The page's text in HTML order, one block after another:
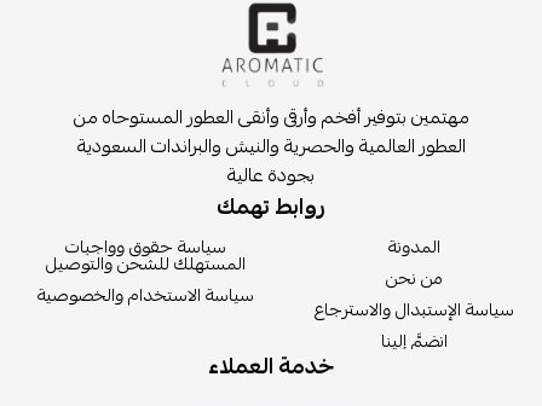
مهتمين بتوفير أفخم وأرقى وأنقى العطور المستوحاه من
العطور العالمية والحصرية والنيش والبراندات السعودية
بجودة عالية
روابط تهمك
المدونة
من نحن
سياسة الإستبدال والاسترجاع
انضمَّ إلينا
سياسة حقوق وواجبات
المستهلك للشحن والتوصيل
سياسة الاستخدام والخصوصية
خدمة العملاء